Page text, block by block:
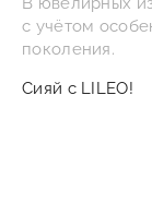
с учётом
поколения.
Сияй с LILEO!